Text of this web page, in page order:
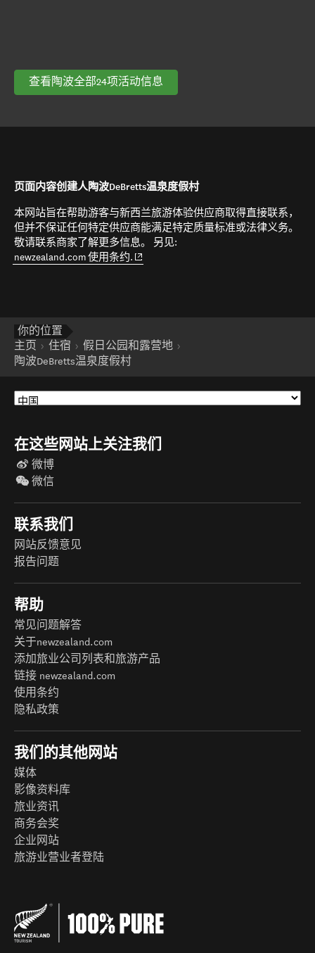
查看陶波全部24项活动信息
页面内容创建人陶波DeBretts温泉度假村
本网站旨在帮助游客与新西兰旅游体验供应商取得直接联系，
但并不保证任何特定供应商能满足特定质量标准或法律义务。
敬请联系商家了解更多信息。 另见:
newzealand.com 使用条约. (opens in new window)
你的位置
主页
住宿
假日公园和露营地
陶波DeBretts温泉度假村
在这些网站上关注我们
微博
微信
联系我们
网站反馈意见
报告问题
帮助
常见问题解答
关于newzealand.com
添加旅业公司列表和旅游产品
链接 newzealand.com
使用条约
隐私政策
我们的其他网站
媒体
影像资料库
旅业资讯
商务会奖
企业网站
旅游业营业者登陆